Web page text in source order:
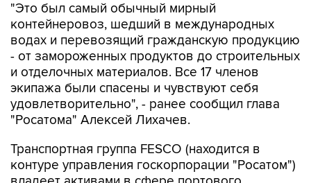
"Это был самый обычный мирный
контейнеровоз, шедший в международных
водах и перевозящий гражданскую продукцию
- от замороженных продуктов до строительных
и отделочных материалов. Все 17 членов
экипажа были спасены и чувствуют себя
удовлетворительно", - ранее сообщил глава
"Росатома" Алексей Лихачев.
Транспортная группа FESCO (находится в
контуре управления госкорпорации "Росатом")